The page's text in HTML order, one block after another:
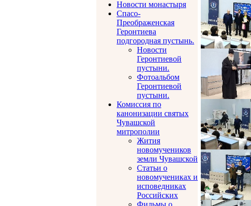
Новости монастыря
Спасо-
Преображенская
Геронтиева
подгородная пустынь.
Новости
Геронтиевой
пустыни.
Фотоальбом
Геронтиевой
пустыни.
Комиссия по
канонизации святых
Чувашской
митрополии
Жития
новомучеников
земли Чувашской
Статьи о
новомучениках и
исповедниках
Российских
Фильмы о